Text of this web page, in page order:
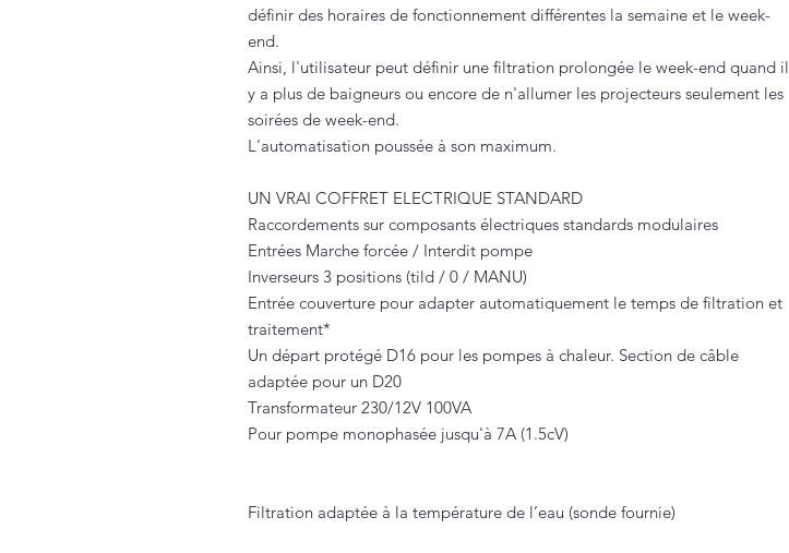
définir des horaires de fonctionnement différentes la semaine et le week-
end.
Ainsi, l'utilisateur peut définir une filtration prolongée le week-end quand il
y a plus de baigneurs ou encore de n'allumer les projecteurs seulement les
soirées de week-end.
L'automatisation poussée à son maximum.
UN VRAI COFFRET ELECTRIQUE STANDARD
Raccordements sur composants électriques standards modulaires
Entrées Marche forcée / Interdit pompe
Inverseurs 3 positions (tild / 0 / MANU)
Entrée couverture pour adapter automatiquement le temps de filtration et
traitement*
Un départ protégé D16 pour les pompes à chaleur. Section de câble
adaptée pour un D20
Transformateur 230/12V 100VA
Pour pompe monophasée jusqu'à 7A (1.5cV)
Filtration adaptée à la température de l’eau (sonde fournie)